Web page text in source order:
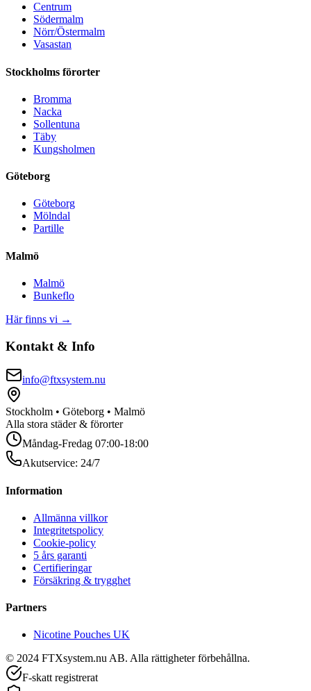
Centrum
Södermalm
Nörr/Östermalm
Vasastan
Stockholms förorter
Bromma
Nacka
Sollentuna
Täby
Kungsholmen
Göteborg
Göteborg
Mölndal
Partille
Malmö
Malmö
Bunkeflo
Här finns vi →
Kontakt & Info
info@ftxsystem.nu
Stockholm • Göteborg • Malmö
Alla stora städer & förorter
Måndag-Fredag 07:00-18:00
Akutservice: 24/7
Information
Allmänna villkor
Integritetspolicy
Cookie-policy
5 års garanti
Certifieringar
Försäkring & trygghet
Partners
Nicotine Pouches UK
© 2024 FTXsystem.nu AB. Alla rättigheter förbehållna.
F-skatt registrerat